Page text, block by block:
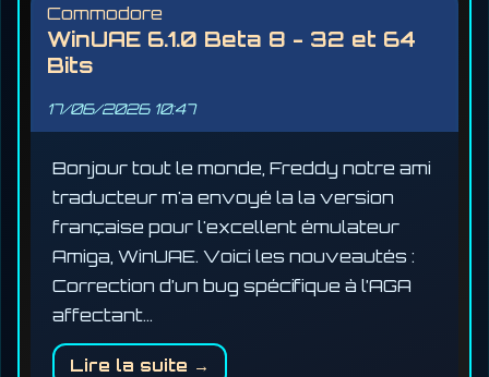
Commodore
WinUAE 6.1.0 Beta 8 - 32 et 64
Bits
17/06/2026 10:47
Bonjour tout le monde, Freddy notre ami
traducteur m'a envoyé la la version
française pour l'excellent émulateur
Amiga, WinUAE. Voici les nouveautés :
Correction d’un bug spécifique à l’AGA
affectant…
Lire la suite →